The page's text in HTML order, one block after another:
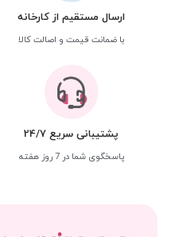
ارسال مستقیم از کارخانه
با ضمانت قیمت و اصالت کالا
پشتیبانی سریع 24/7
پاسخگوی شما در 7 روز هفته